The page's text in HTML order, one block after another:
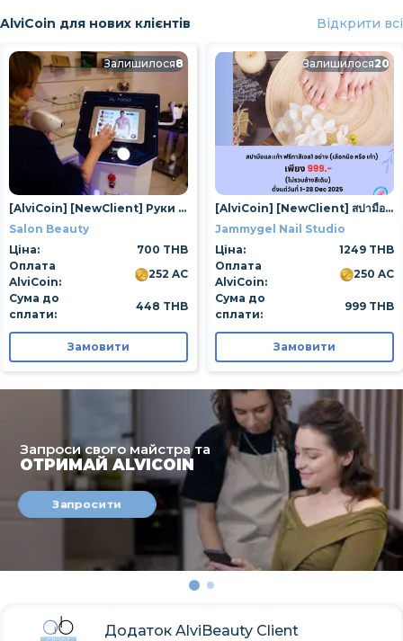
AlviCoin для нових клієнтів Відкрити всі
Залишилося8
[AlviCoin] [NewClient] Руки до локтя (женские)
Salon Beauty
Ціна:
700 THB
Оплата
AlviCoin:
252 AC
Сума до
сплати:
448 THB
Замовити
Залишилося20
[AlviCoin] [NewClient] สปามือและเท้า ฟรีทาสีเจล1 อย่าง (เลือกมือ หรือ เท้า) Promotion 1-28 Dec 2025
Jammygel Nail Studio
Ціна:
1249 THB
Оплата
AlviCoin:
250 AC
Сума до
сплати:
999 THB
Замовити
Запроси свого майстра та
ОТРИМАЙ ALVICOIN
Запросити
Додаток AlviBeauty Client